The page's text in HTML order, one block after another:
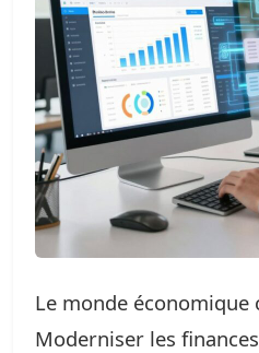
Le monde économique
Moderniser les